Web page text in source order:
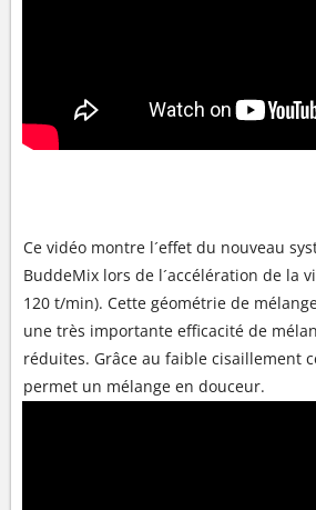
Ce vidéo montre l´effet du nouveau
BuddeMix lors de l´accélération de la
120 t/min). Cette géométrie de
une très importante efficacité de
réduites. Grâce au faible cisaillement
permet un mélange en douceur.